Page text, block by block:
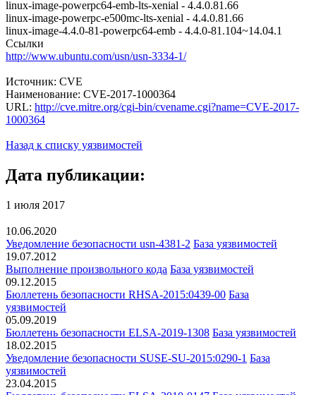
linux-image-powerpc64-emb-lts-xenial - 4.4.0.81.66
linux-image-powerpc-e500mc-lts-xenial - 4.4.0.81.66
linux-image-4.4.0-81-powerpc64-emb - 4.4.0-81.104~14.04.1
Ссылки
http://www.ubuntu.com/usn/usn-3334-1/
Источник: CVE
Наименование: CVE-2017-1000364
URL: http://cve.mitre.org/cgi-bin/cvename.cgi?name=CVE-2017-
1000364
Назад к списку уязвимостей
Дата публикации:
1 июля 2017
10.06.2020
Уведомление безопасности usn-4381-2 База уязвимостей
19.07.2012
Выполнение произвольного кода База уязвимостей
09.12.2015
Бюллетень безопасности RHSA-2015:0439-00 База
уязвимостей
05.09.2019
Бюллетень безопасности ELSA-2019-1308 База уязвимостей
18.02.2015
Уведомление безопасности SUSE-SU-2015:0290-1 База
уязвимостей
23.04.2015